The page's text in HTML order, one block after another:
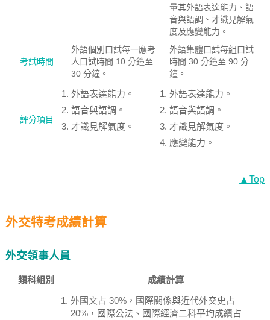
量其外語表達能力、語
音與語調、才識見解氣
度及應變能力。
考試時間
外語個別口試每一應考
人口試時間 10 分鐘至
30 分鐘。
外語集體口試每組口試
時間 30 分鐘至 90 分
鐘。
評分項目
外語表達能力。
語音與語調。
才識見解氣度。
外語表達能力。
語音與語調。
才識見解氣度。
應變能力。
▲Top
外交特考成績計算
外交領事人員
類科組別 成績計算
外國文占 30%，國際關係與近代外交史占
20%，國際公法、國際經濟二科平均成績占